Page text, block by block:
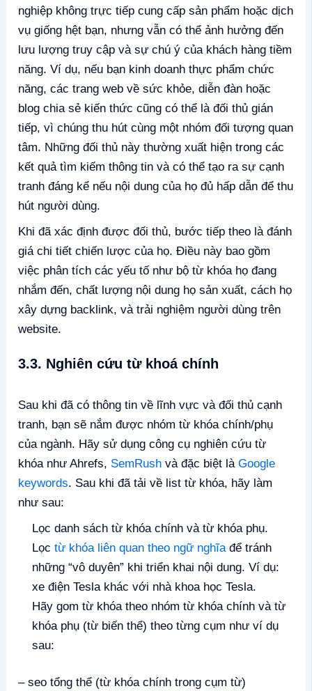
nghiệp không trực tiếp cung cấp sản phẩm hoặc dịch
vụ giống hệt bạn, nhưng vẫn có thể ảnh hưởng đến
lưu lượng truy cập và sự chú ý của khách hàng tiềm
năng. Ví dụ, nếu bạn kinh doanh thực phẩm chức
năng, các trang web về sức khỏe, diễn đàn hoặc
blog chia sẻ kiến thức cũng có thể là đối thủ gián
tiếp, vì chúng thu hút cùng một nhóm đối tượng quan
tâm. Những đối thủ này thường xuất hiện trong các
kết quả tìm kiếm thông tin và có thể tạo ra sự cạnh
tranh đáng kể nếu nội dung của họ đủ hấp dẫn để thu
hút người dùng.
Khi đã xác định được đối thủ, bước tiếp theo là đánh
giá chi tiết chiến lược của họ. Điều này bao gồm
việc phân tích các yếu tố như bộ từ khóa họ đang
nhắm đến, chất lượng nội dung họ sản xuất, cách họ
xây dựng backlink, và trải nghiệm người dùng trên
website.
3.3. Nghiên cứu từ khoá chính
Sau khi đã có thông tin về lĩnh vực và đối thủ cạnh
tranh, bạn sẽ nắm được nhóm từ khóa chính/phụ
của ngành. Hãy sử dụng công cụ nghiên cứu từ
khóa như Ahrefs, SemRush và đặc biệt làGoogle
keywords. Sau khi đã tải về list từ khóa, hãy làm
như sau:
Lọc danh sách từ khóa chính và từ khóa phụ.
Lọctừ khóa liên quan theo ngữ nghĩa để tránh
những “vô duyên” khi triển khai nội dung. Ví dụ:
xe điện Tesla khác với nhà khoa học Tesla.
Hãy gom từ khóa theo nhóm từ khóa chính và từ
khóa phụ (từ biến thể) theo từng cụm như ví dụ
sau:
– seo tổng thể (từ khóa chính trong cụm từ)